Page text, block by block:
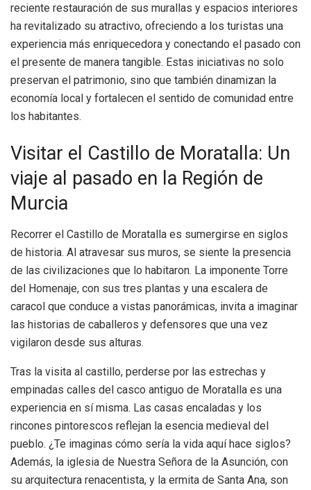
reciente restauración de sus murallas y espacios interiores
ha revitalizado su atractivo, ofreciendo a los turistas una
experiencia más enriquecedora y conectando el pasado con
el presente de manera tangible. Estas iniciativas no solo
preservan el patrimonio, sino que también dinamizan la
economía local y fortalecen el sentido de comunidad entre
los habitantes.
Visitar el Castillo de Moratalla: Un
viaje al pasado en la Región de
Murcia
Recorrer el Castillo de Moratalla es sumergirse en siglos
de historia. Al atravesar sus muros, se siente la presencia
de las civilizaciones que lo habitaron. La imponente Torre
del Homenaje, con sus tres plantas y una escalera de
caracol que conduce a vistas panorámicas, invita a imaginar
las historias de caballeros y defensores que una vez
vigilaron desde sus alturas.
Tras la visita al castillo, perderse por las estrechas y
empinadas calles del casco antiguo de Moratalla es una
experiencia en sí misma. Las casas encaladas y los
rincones pintorescos reflejan la esencia medieval del
pueblo. ¿Te imaginas cómo sería la vida aquí hace siglos?
Además, la iglesia de Nuestra Señora de la Asunción, con
su arquitectura renacentista, y la ermita de Santa Ana, son